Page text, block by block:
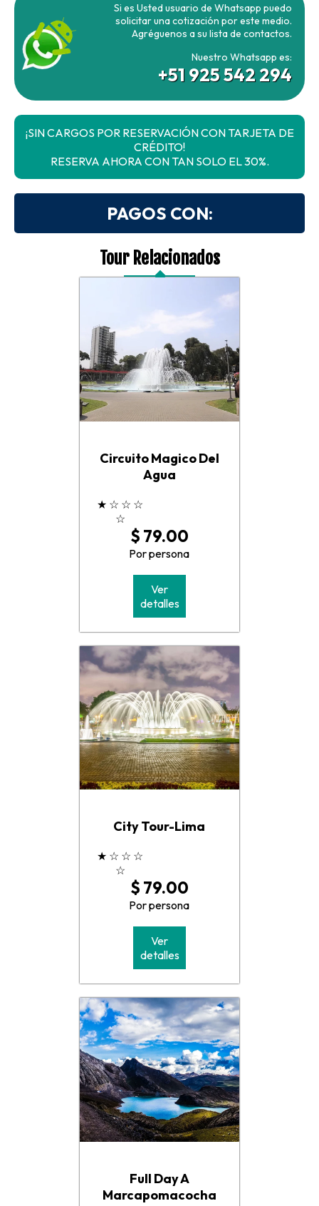
Si es Usted usuario de Whatsapp puedo
solicitar una cotización por este medio.
Agréguenos a su lista de contactos.
Nuestro Whatsapp es:
+51 925 542 294
¡SIN CARGOS POR RESERVACIÓN CON TARJETA DE
CRÉDITO!
RESERVA AHORA CON TAN SOLO EL 30%.
PAGOS CON:
Tour Relacionados
Circuito Magico Del
Agua
★ ☆ ☆ ☆
☆
$ 79.00
Por persona
Ver
detalles
City Tour-Lima
★ ☆ ☆ ☆
☆
$ 79.00
Por persona
Ver
detalles
Full Day A
Marcapomacocha